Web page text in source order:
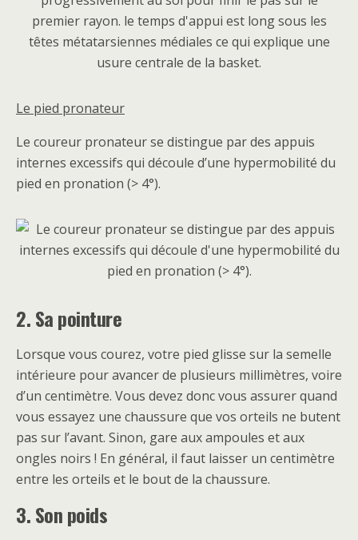
Le pied pronateur
Le coureur pronateur se distingue par des appuis
internes excessifs qui découle d’une hypermobilité du
pied en pronation (> 4°).
2. Sa pointure
Lorsque vous courez, votre pied glisse sur la semelle
intérieure pour avancer de plusieurs millimètres, voire
d’un centimètre. Vous devez donc vous assurer quand
vous essayez une chaussure que vos orteils ne butent
pas sur l’avant. Sinon, gare aux ampoules et aux
ongles noirs ! En général, il faut laisser un centimètre
entre les orteils et le bout de la chaussure.
3. Son poids